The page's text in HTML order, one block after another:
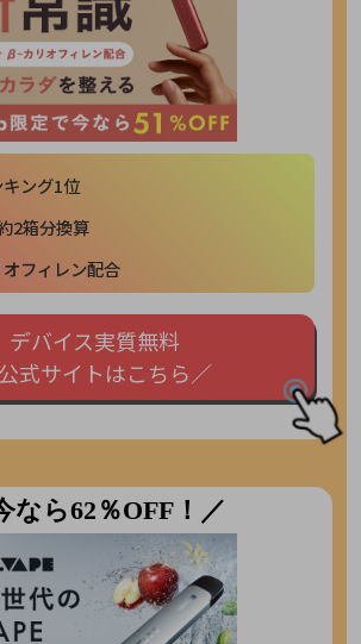
ング1位
2箱分換算
フィレン配合
デバイス実質無料
式サイトはこちら／
なら62％OFF！／